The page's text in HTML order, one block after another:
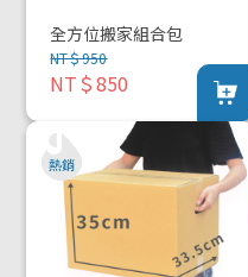
全方位搬家組合包
NT＄950
NT＄850